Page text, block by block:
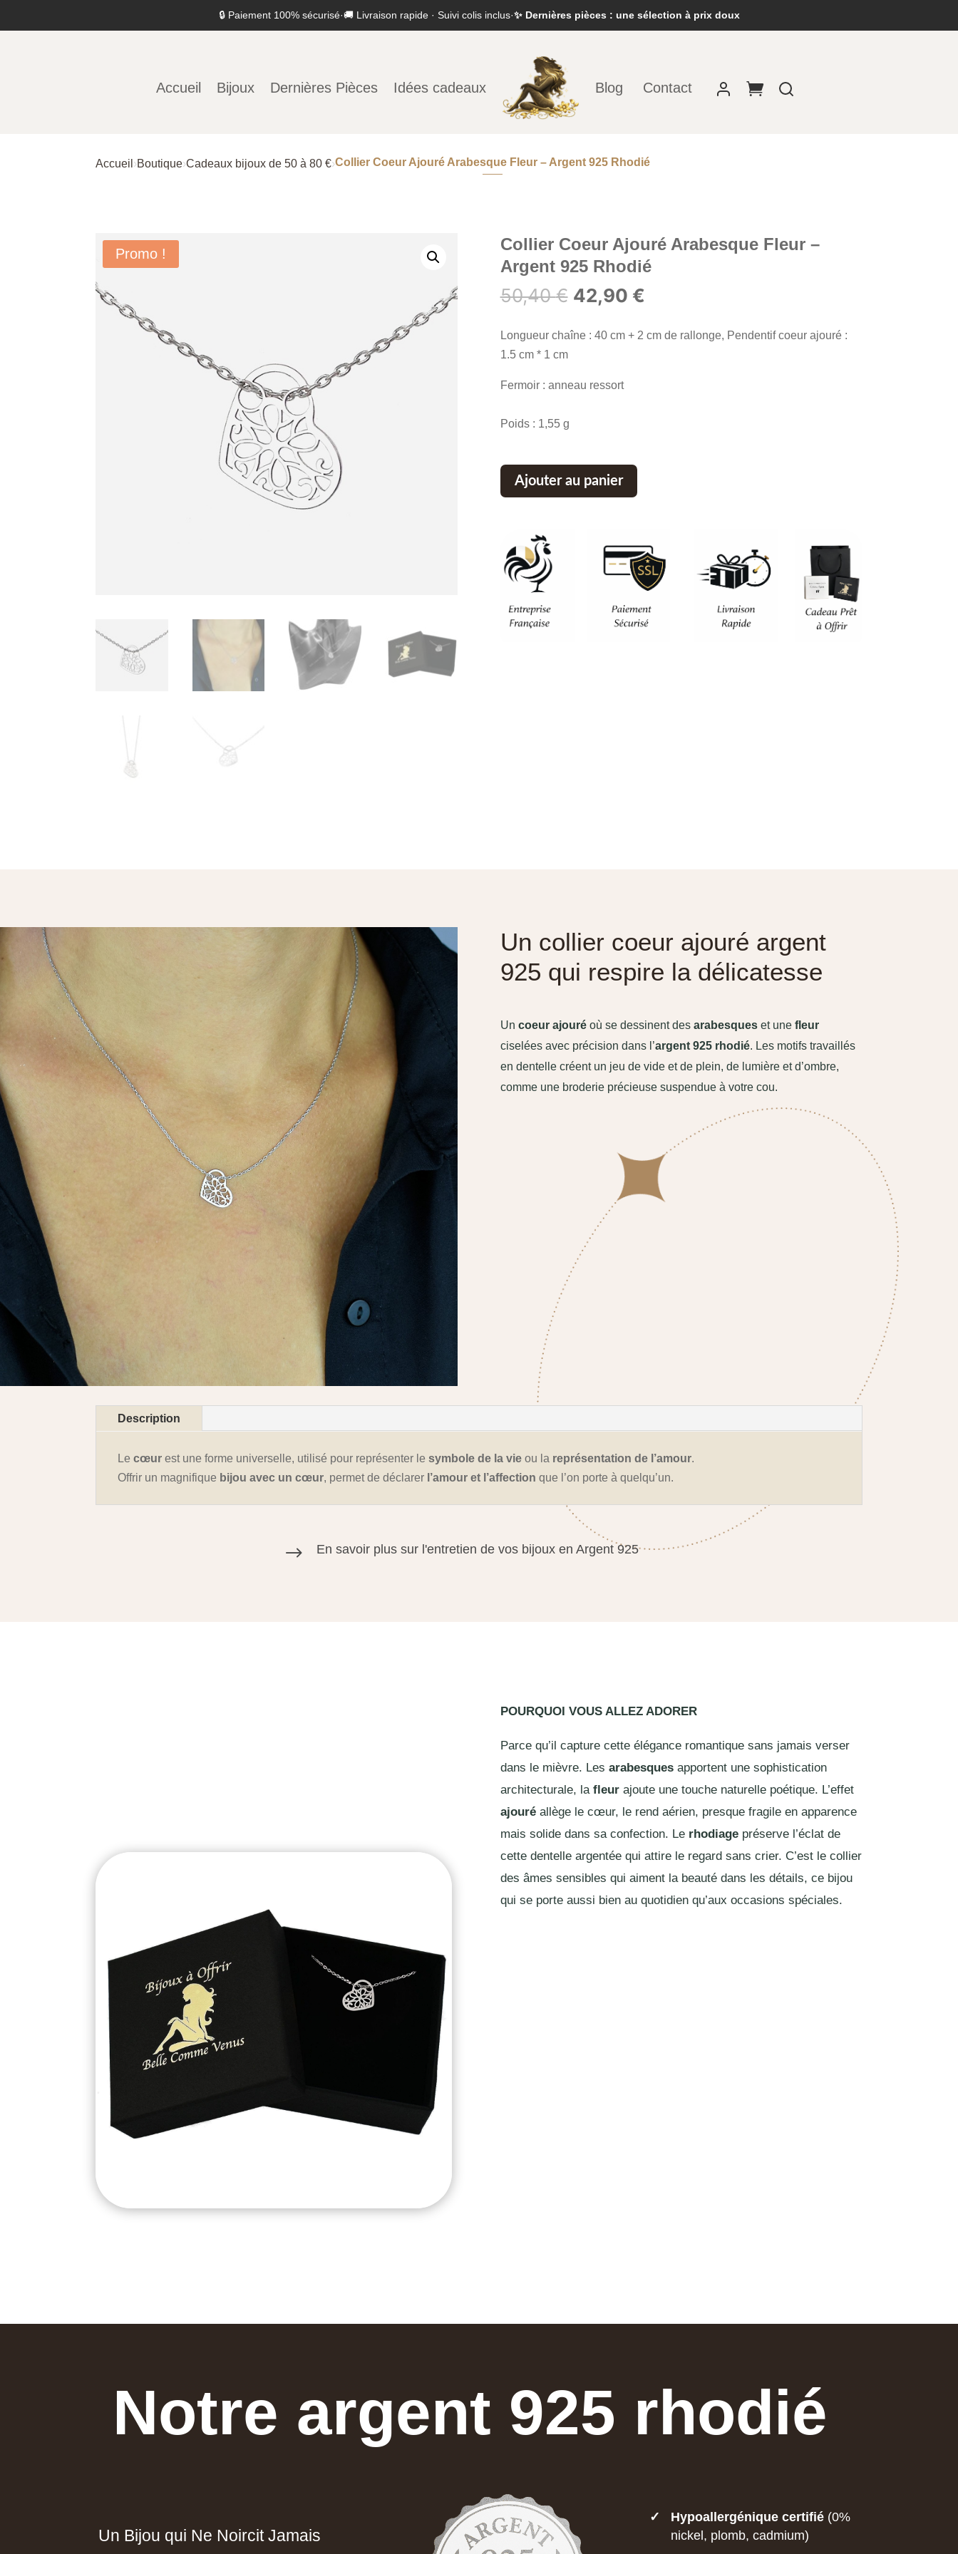
🔒 Paiement 100% sécurisé·🚚 Livraison rapide · Suivi colis inclus·✨ Dernières pièces : une sélection à prix doux
Accueil Bijoux Dernières Pièces Idées cadeaux Blog Contact
Accueil ›Boutique›Cadeaux bijoux de 50 à 80 €›Collier Coeur Ajouré Arabesque Fleur – Argent 925 Rhodié
Promo !
Collier Coeur Ajouré Arabesque Fleur –
Argent 925 Rhodié
50,40€ Le
initial
42,90 €Le
actuel
Longueur chaîne : 40 cm + 2 cm de rallonge, Pendentif coeur ajouré :
1.5 cm * 1 cm
Fermoir : anneau ressort
Poids : 1,55 g
Ajouter au panier
Un collier coeur ajouré argent
925 qui respire la délicatesse
Un coeur ajouréoù se dessinent des arabesqueset une fleur
ciselées avec précision dans l’argent 925 rhodié. Les motifs travaillés
en dentelle créent un jeu de vide et de plein, de lumière et d’ombre,
comme une broderie précieuse suspendue à votre cou.
Description
Lecœurest une forme universelle, utilisé pour représenter lesymbole de la vie ou la représentation de l’amour.
Offrir un magnifique bijou avec un cœur, permet de déclarer l’amour et l’affection que l’on porte à quelqu’un.
$ En savoir plus sur l'entretien de vos bijoux en Argent 925
POURQUOI VOUS ALLEZ ADORER
Parce qu’il capture cette élégance romantique sans jamais verser
dans le mièvre. Les arabesquesapportent une sophistication
architecturale, la fleurajoute une touche naturelle poétique. L’effet
ajouréallège le cœur, le rend aérien, presque fragile en apparence
mais solide dans sa confection. Le rhodiagepréserve l’éclat de
cette dentelle argentée qui attire le regard sans crier. C’est le collier
des âmes sensibles qui aiment la beauté dans les détails, ce bijou
qui se porte aussi bien au quotidien qu’aux occasions spéciales.
Notre argent 925 rhodié
Un Bijou qui Ne Noircit Jamais
✓ Hypoallergénique certifié(0%
nickel, plomb, cadmium)